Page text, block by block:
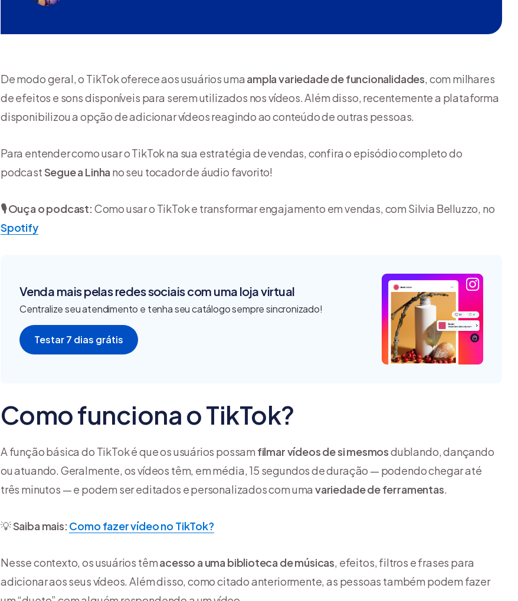
De modo geral, o TikTok oferece aos usuários uma ampla variedade de funcionalidades, com milhares
de efeitos e sons disponíveis para serem utilizados nos vídeos. Além disso, recentemente a plataforma
disponibilizou a opção de adicionar vídeos reagindo ao conteúdo de outras pessoas.
Para entender como usar o TikTok na sua estratégia de vendas, confira o episódio completo do
podcastSegue a Linha no seu tocador de áudio favorito!
🎙️ Ouça o podcast: Como usar o TikTok e transformar engajamento em vendas, com Silvia Belluzzo, no
Spotify
Venda mais pelas redes sociais com uma loja virtual
Centralize seu atendimento e tenha seu catálogo sempre sincronizado!
Testar 7 dias grátis
Como funciona o TikTok?
A função básica do TikTok é que os usuários possam filmar vídeos de si mesmosdublando, dançando
ou atuando. Geralmente, os vídeos têm, em média, 15 segundos de duração — podendo chegar até
três minutos — e podem ser editados e personalizados com umavariedade de ferramentas.
💡Saiba mais: Como fazer vídeo no TikTok?
Nesse contexto, os usuários têmacesso a uma biblioteca de músicas, efeitos, filtros e frases para
adicionar aos seus vídeos. Além disso, como citado anteriormente, as pessoas também podem fazer